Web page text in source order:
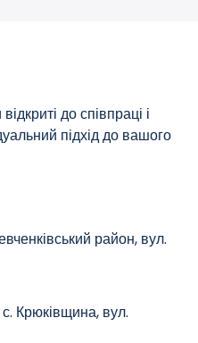
до співпраці і
підхід до вашого
район, вул.
с. Крюківщина, вул.